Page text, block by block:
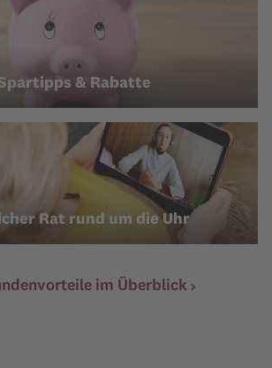
& Rabatte
Rat rund um die Uhr
im Überblick